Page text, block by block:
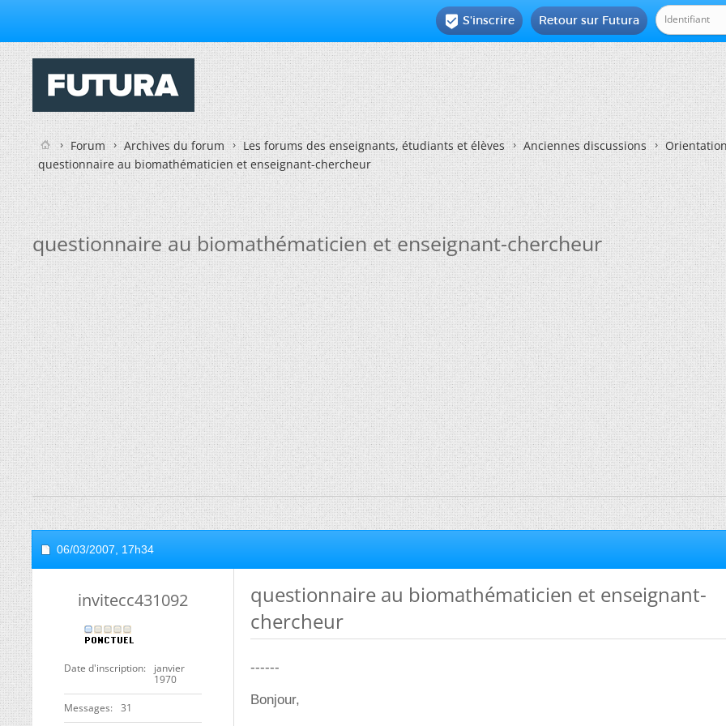
Retour sur Futura
 S'inscrire
Forum Archives du forum Les forums des enseignants, étudiants et élèves Anciennes discussions
questionnaire au biomathématicien et enseignant-chercheur
questionnaire au biomathématicien et enseignant-chercheur
06/03/2007, 17h34
invitecc431092
Date d'inscription
janvier
1970
Messages 31
questionnaire au biomathématicien et enseignant-
chercheur
------
Bonjour,